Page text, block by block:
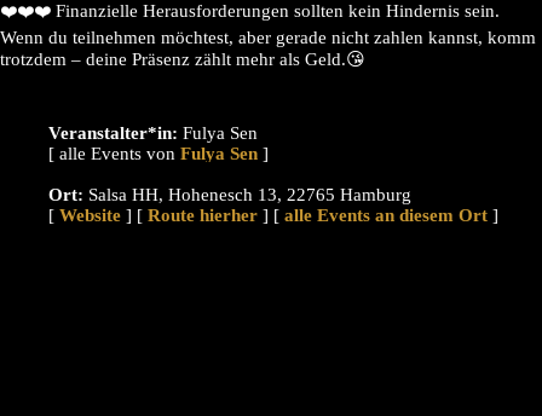
❤️❤️❤️ Finanzielle Herausforderungen sollten kein Hindernis sein.
Wenn du teilnehmen möchtest, aber gerade nicht zahlen kannst, komm
trotzdem – deine Präsenz zählt mehr als Geld.😘
Veranstalter*in: Fulya Sen
[ alle Events von
]
Ort: Salsa HH, Hohenesch 13, 22765 Hamburg
[ Website ] [ Route hierher ] [ alle Events an diesem Ort ]